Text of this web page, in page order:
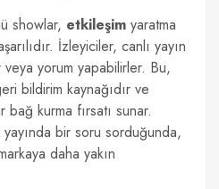
showlar, etkileşim yaratma
İzleyiciler, canlı yayın
veya yorum yapabilirler. Bu,
bildirim kaynağıdır ve
kurma fırsatı sunar.
bir soru sorduğunda,
daha yakın